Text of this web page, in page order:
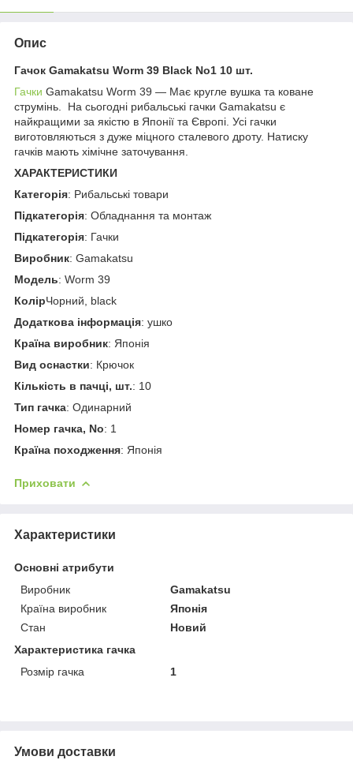
Опис
Гачок Gamakatsu Worm 39 Black No1 10 шт.
Гачки Gamakatsu Worm 39 — Має кругле вушка та коване
струмінь. На сьогодні рибальські гачки Gamakatsu є
найкращими за якістю в Японії та Європі. Усі гачки
виготовляються з дуже міцного сталевого дроту. Натиску
гачків мають хімічне заточування.
ХАРАКТЕРИСТИКИ
Категорія: Рибальські товари
Підкатегорія: Обладнання та монтаж
Підкатегорія: Гачки
Виробник: Gamakatsu
Модель: Worm 39
КолірЧорний, black
Додаткова інформація: ушко
Країна виробник: Японія
Вид оснастки: Крючок
Кількість в пачці, шт.: 10
Тип гачка: Одинарний
Номер гачка, No: 1
Країна походження: Японія
Приховати
Характеристики
Основні атрибути
Виробник
Gamakatsu
Країна виробник
Японія
Стан
Новий
Характеристика гачка
Розмір гачка
1
Умови доставки